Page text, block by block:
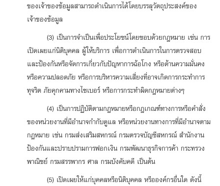
ของเจ้าของข้อมูลสามารถดำเนินการได้โดยบรรลุวัตถุประสงค์ของ
เจ้าของข้อมูล
(3) เป็นการจำเป็นเพื่อประโยชน์โดยชอบด้วยกฎหมาย เช่น การ
เปิดเผยแก่นิติบุคคล ผู้ให้บริการ เพื่อการดำเนินการในการตรวจสอบ
และป้องกันหรือจัดการเกี่ยวกับปัญหาการฉ้อโกง หรือด้านความมั่นคง
หรือความปลอดภัย หรือการบริหารความเสี่ยงที่อาจเกิดการกระทำการ
ทุจริต ภัยคุกคามทางไซเบอร์ หรือการกระทำผิดกฎหมายต่างๆ
(4) เป็นการปฏิบัติตามกฎหมายหรือกฎเกณฑ์ทางการหรือคำสั่ง
ของหน่วยงานที่มีอำนาจกำกับดูแล หรือหน่วยงานทางการที่มีอำนาจตาม
กฎหมาย เช่น กรมส่งเสริมสหกรณ์ กรมตรวจบัญชีสหกรณ์ สำนักงาน
ป้องกันและปราบปรามการฟอกเงิน กรมพัฒนาธุรกิจการค้า กระทรวง
พาณิชย์ กรมสรรพากร ศาล กรมบังคับคดี เป็นต้น
(5) เปิดเผยให้แก่บุคคลหรือนิติบุคคล หรือองค์กรอื่นใด ดังนี้